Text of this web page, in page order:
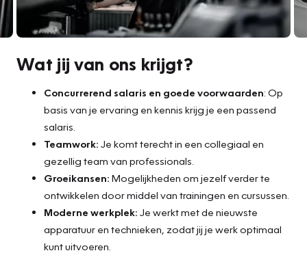
Wat jij van ons krijgt?
Concurrerend salaris en goede voorwaarden: Op
basis van je ervaring en kennis krijg je een passend
salaris.
Teamwork: Je komt terecht in een collegiaal en
gezellig team van professionals.
Groeikansen: Mogelijkheden om jezelf verder te
ontwikkelen door middel van trainingen en cursussen.
Moderne werkplek: Je werkt met de nieuwste
apparatuur en technieken, zodat jij je werk optimaal
kunt uitvoeren.